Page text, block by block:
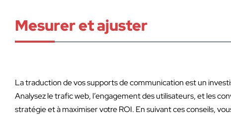
Mesurer et ajuster
La traduction de vos supports de communication est un
Analysez le trafic web, l’engagement des utilisateurs, et les
stratégie et à maximiser votre ROI. En suivant ces conseils,